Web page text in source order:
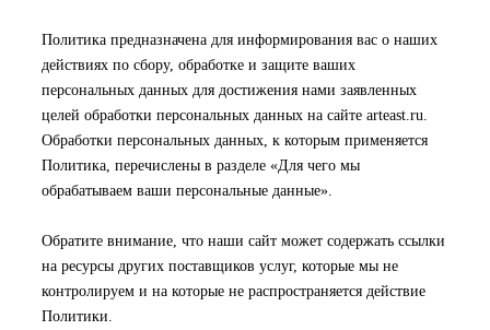
Политика предназначена для информирования вас о наших
действиях по сбору, обработке и защите ваших
персональных данных для достижения нами заявленных
целей обработки персональных данных на сайте arteast.ru
Обработки персональных данных, к которым применяется
Политика, перечислены в разделе «Для чего мы
обрабатываем ваши персональные данные».
Обратите внимание, что наши сайт может содержать ссылки
на ресурсы других поставщиков услуг, которые мы не
контролируем и на которые не распространяется действие
Политики.